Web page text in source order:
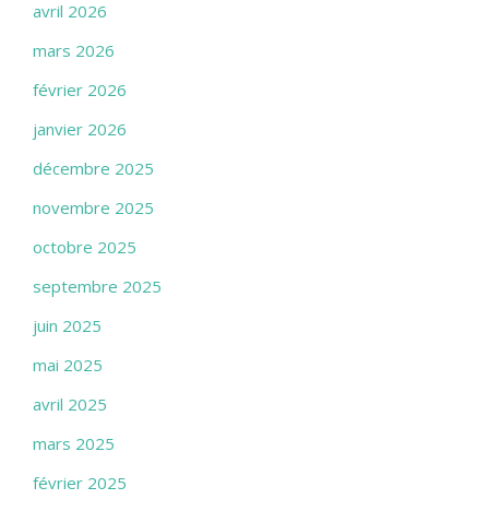
avril 2026
mars 2026
février 2026
janvier 2026
décembre 2025
novembre 2025
octobre 2025
septembre 2025
juin 2025
mai 2025
avril 2025
mars 2025
février 2025